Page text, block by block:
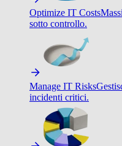
Optimize IT Costs
sotto controllo.
Manage IT Risks
incidenti critici.